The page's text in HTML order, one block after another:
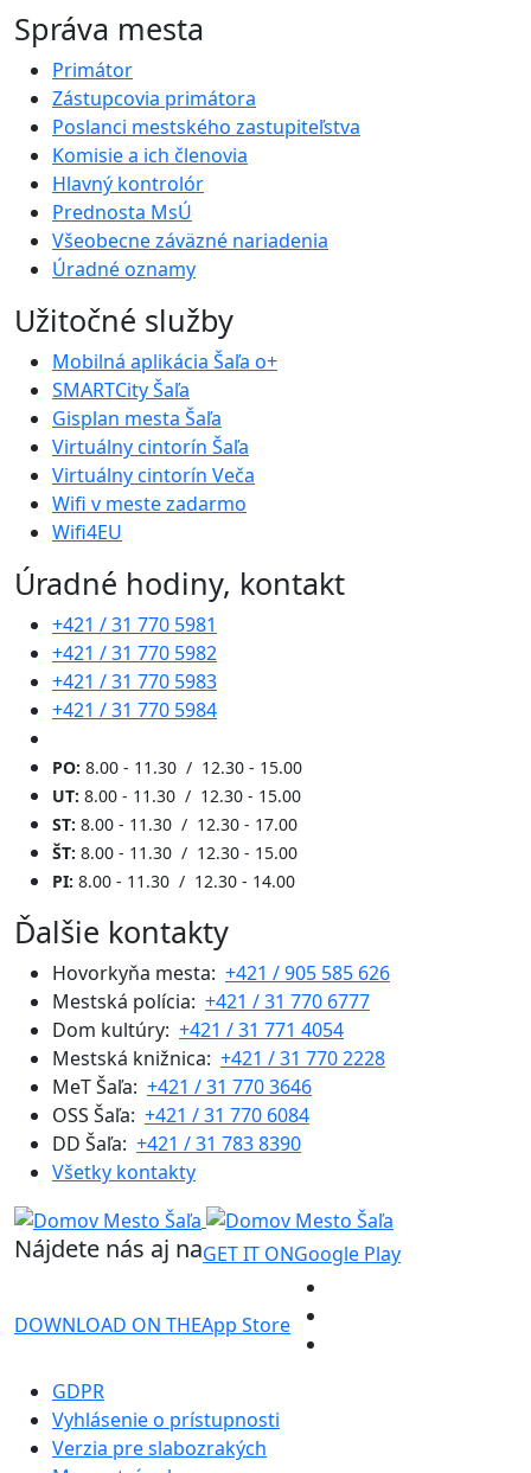
Správa mesta
Primátor
Zástupcovia primátora
Poslanci mestského zastupiteľstva
Komisie a ich členovia
Hlavný kontrolór
Prednosta MsÚ
Všeobecne záväzné nariadenia
Úradné oznamy
Užitočné služby
Mobilná aplikácia Šaľa o+
SMARTCity Šaľa
Gisplan mesta Šaľa
Virtuálny cintorín Šaľa
Virtuálny cintorín Veča
Wifi v meste zadarmo
Wifi4EU
Úradné hodiny, kontakt
+421 / 31 770 5981
+421 / 31 770 5982
+421 / 31 770 5983
+421 / 31 770 5984
PO: 8.00 - 11.30 / 12.30 - 15.00
UT: 8.00 - 11.30 / 12.30 - 15.00
ST: 8.00 - 11.30 / 12.30 - 17.00
ŠT: 8.00 - 11.30 / 12.30 - 15.00
PI: 8.00 - 11.30 / 12.30 - 14.00
Ďalšie kontakty
Hovorkyňa mesta: +421 / 905 585 626
Mestská polícia: +421 / 31 770 6777
Dom kultúry: +421 / 31 771 4054
Mestská knižnica: +421 / 31 770 2228
MeT Šaľa: +421 / 31 770 3646
OSS Šaľa: +421 / 31 770 6084
DD Šaľa: +421 / 31 783 8390
Všetky kontakty
Nájdete nás aj naGET IT ONGoogle Play
DOWNLOAD ON THEApp Store
GDPR
Vyhlásenie o prístupnosti
Verzia pre slabozrakých